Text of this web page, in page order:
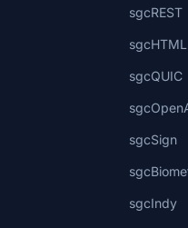
sgcREST
sgcHTML
sgcQUIC
sgcSign
sgcIndy